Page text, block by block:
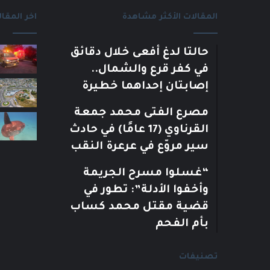
المقالات الأكثر مشاهدة
حالتا لدغ أفعى خلال دقائق
في كفر قرع والشمال..
إصابتان إحداهما خطيرة
مصرع الفتى محمد جمعة
القرناوي (17 عامًا) في حادث
سير مروّع في عرعرة النقب
“غسلوا مسرح الجريمة
وأخفوا الأدلة”: تطور في
قضية مقتل محمد كساب
بأم الفحم
تصنيفات
اخر